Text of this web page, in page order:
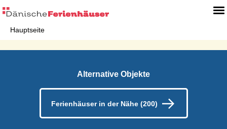
Hauptseite
Alternative Objekte
Ferienhäuser in der Nähe (200)